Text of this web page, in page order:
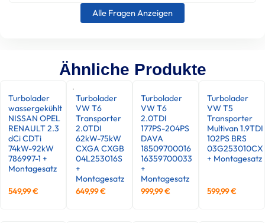
Alle Fragen Anzeigen
Ähnliche Produkte
Turbolader
wassergekühlt
NISSAN OPEL
RENAULT 2.3
dCi CDTi
74kW-92kW
786997-1 +
Montagesatz
549,99€
Turbolader
VW T6
Transporter
2.0TDI
62kW-75kW
CXGA CXGB
04L253016S
+
Montagesatz
649,99€
Turbolader
VW T6
2.0TDI
177PS-204PS
DAVA
18509700016
16359700033
+
Montagesatz
999,99€
Turbolader
VW T5
Transporter
Multivan 1.9TDI
102PS BRS
03G253010CX
+ Montagesatz
599,99€